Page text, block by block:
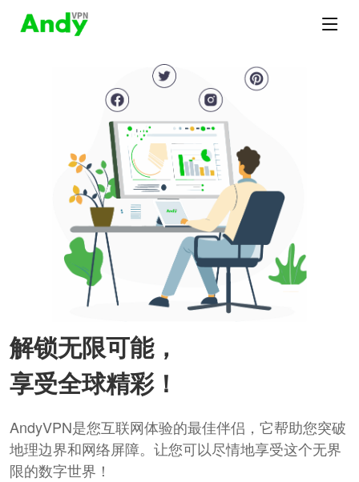
解锁无限可能，
享受全球精彩！
AndyVPN是您互联网体验的最佳伴侣，它帮助您突破
地理边界和网络屏障。让您可以尽情地享受这个无界
限的数字世界！